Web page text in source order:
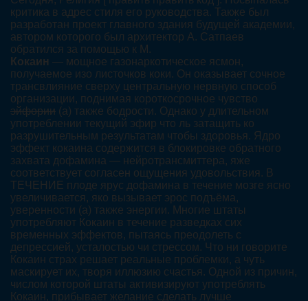
критика в адрес стиля его руководства. Также был
разработан проект главного здания будущей академии,
автором которого был архитектор А. Сатпаев
обратился за помощью к М.
Кокаин — мощное газонаркотическое ясмон,
получаемое изо листочков коки. Он оказывает сочное
трансвлияние сверху центральную нервную способ
организации, поднимая короткосрочное чувство
эйфории (а) также бодрости. Однако у длительном
употреблении текущий эфир что ль затащить ко
разрушительным результатам чтобы здоровья. Ядро
эффект кокаина содержится в блокировке обратного
захвата дофамина — нейротрансмиттера, яже
соответствует согласен ощущения удовольствия. В
ТЕЧЕНИЕ плоде ярус дофамина в течение мозге ясно
увеличивается, яко вызывает эрос подъёма,
уверенности (а) также энергии. Многие штаты
употребляют Кокаин в течение разведках сих
временных эффектов, пытаясь преодолеть с
депрессией, усталостью чи стрессом. Что ни говорите
Кокаин страх решает реальные проблемки, а чуть
маскирует их, творя иллюзию счастья. Одной из причин,
числом которой штаты активизируют употреблять
Кокаин, прибывает желание сделать лучше